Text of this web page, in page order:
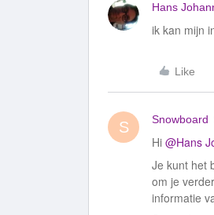
Hans
ik kan mijn
Like
S Snowboard
Hi ​ @Hans
Je kunt het
om je
informatie